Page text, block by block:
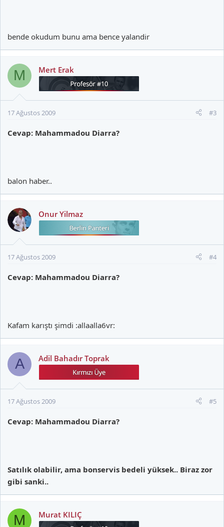
bende okudum bunu ama bence yalandir
M Mert Erak
17 Ağustos 2009 #3
Cevap: Mahammadou Diarra?
balon haber..
Onur Yilmaz
17 Ağustos 2009 #4
Cevap: Mahammadou Diarra?
Kafam karıştı şimdi :allaalla6vr:
A Adil Bahadır Toprak
17 Ağustos 2009 #5
Cevap: Mahammadou Diarra?
Satılık olabilir, ama bonservis bedeli yüksek.. Biraz zor
gibi sanki..
M Murat KILIÇ